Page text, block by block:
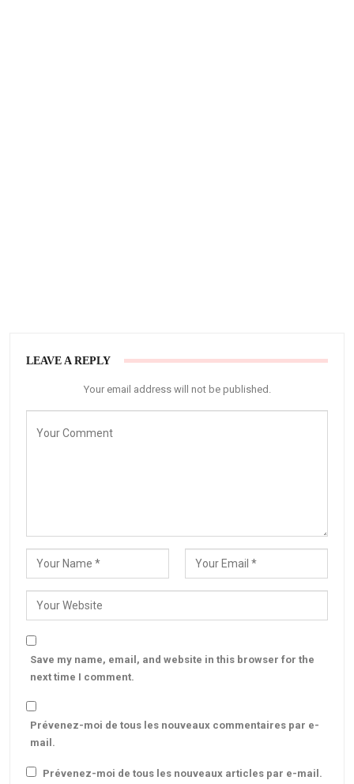
LEAVE A REPLY
Your email address will not be published.
Save my name, email, and website in this browser for the
next time I comment.
Prévenez-moi de tous les nouveaux commentaires par e-
mail.
Prévenez-moi de tous les nouveaux articles par e-mail.